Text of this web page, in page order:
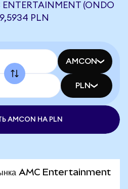
(ONDO
PLN
AMCON
PLN
AMCON НА PLN
AMC Entertainment